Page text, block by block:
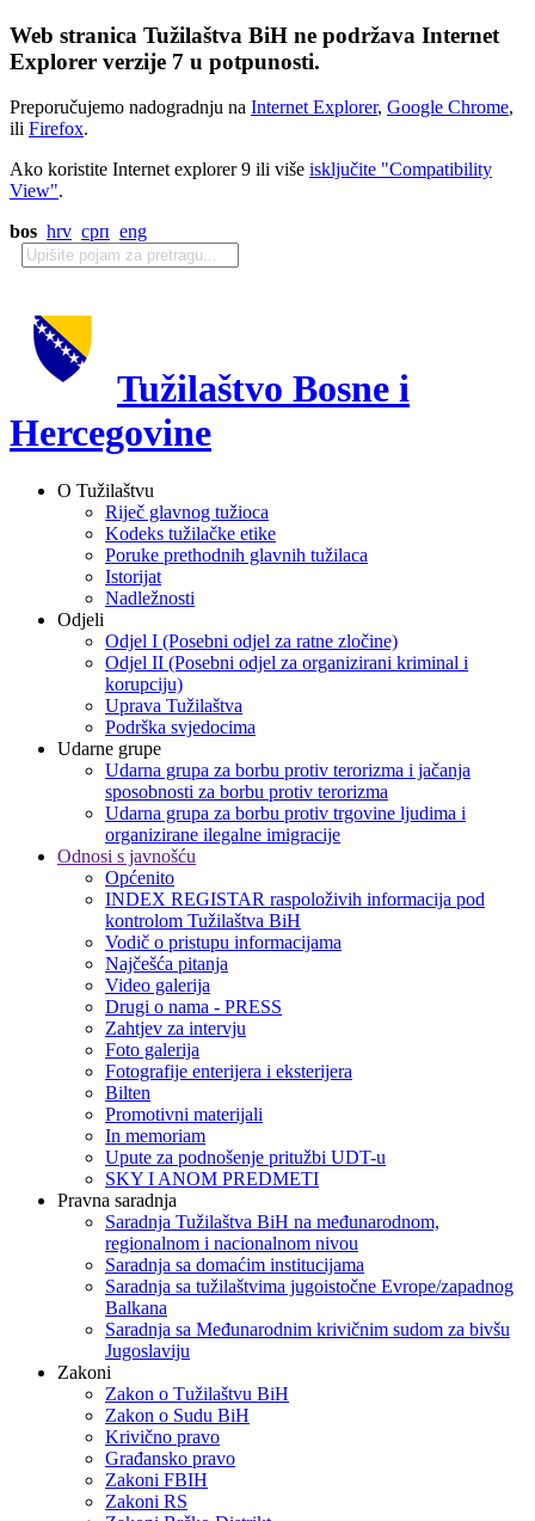
Web stranica Tužilaštva BiH ne podržava Internet
Explorer verzije 7 u potpunosti.
Preporučujemo nadogradnju na Internet Explorer, Google Chrome,
ili Firefox.
Ako koristite Internet explorer 9 ili više isključite "Compatibility
View".
bos hrv срп eng
Tužilaštvo Bosne i
Hercegovine
O Tužilaštvu
Riječ glavnog tužioca
Kodeks tužilačke etike
Poruke prethodnih glavnih tužilaca
Istorijat
Nadležnosti
Odjeli
Odjel I (Posebni odjel za ratne zločine)
Odjel II (Posebni odjel za organizirani kriminal i
korupciju)
Uprava Tužilaštva
Podrška svjedocima
Udarne grupe
Udarna grupa za borbu protiv terorizma i jačanja
sposobnosti za borbu protiv terorizma
Udarna grupa za borbu protiv trgovine ljudima i
organizirane ilegalne imigracije
Odnosi s javnošću
Općenito
INDEX REGISTAR raspoloživih informacija pod
kontrolom Tužilaštva BiH
Vodič o pristupu informacijama
Najčešća pitanja
Video galerija
Drugi o nama - PRESS
Zahtjev za intervju
Foto galerija
Fotografije enterijera i eksterijera
Bilten
Promotivni materijali
In memoriam
Upute za podnošenje pritužbi UDT-u
SKY I ANOM PREDMETI
Pravna saradnja
Saradnja Tužilaštva BiH na međunarodnom,
regionalnom i nacionalnom nivou
Saradnja sa domaćim institucijama
Saradnja sa tužilaštvima jugoistočne Evrope/zapadnog
Balkana
Saradnja sa Međunarodnim krivičnim sudom za bivšu
Jugoslaviju
Zakoni
Zakon o Тužilaštvu BiH
Zakon o Sudu BiH
Krivično pravo
Građansko pravo
Zakoni FBIH
Zakoni RS